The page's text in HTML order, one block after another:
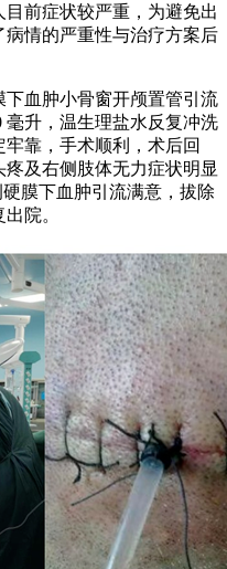
前症状较严重，为避免出
情的严重性与治疗方案后
血肿小骨窗开颅置管引流
毫升，温生理盐水反复冲洗
靠，手术顺利，术后回
及右侧肢体无力症状明显
膜下血肿引流满意，拔除
院。